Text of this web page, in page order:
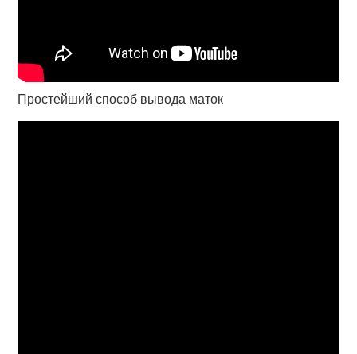
Простейший способ вывода маток